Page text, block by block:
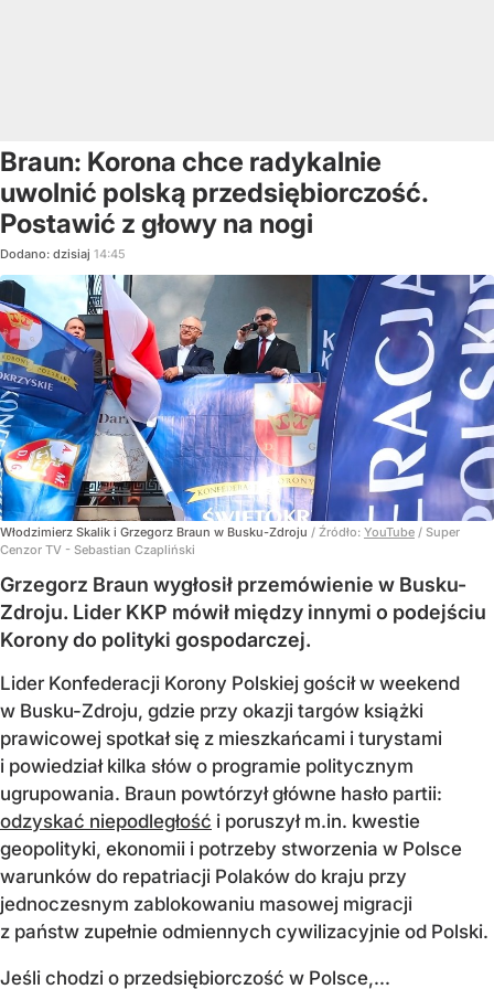
Braun: Korona chce radykalnie
uwolnić polską przedsiębiorczość.
Postawić z głowy na nogi
Dodano: dzisiaj 14:45
Włodzimierz Skalik i Grzegorz Braun w Busku-Zdroju / Źródło: YouTube / Super
Cenzor TV - Sebastian Czapliński
Grzegorz Braun wygłosił przemówienie w Busku-
Zdroju. Lider KKP mówił między innymi o podejściu
Korony do polityki gospodarczej.
Lider Konfederacji Korony Polskiej gościł w weekend
w Busku-Zdroju, gdzie przy okazji targów książki
prawicowej spotkał się z mieszkańcami i turystami
i powiedział kilka słów o programie politycznym
ugrupowania. Braun powtórzył główne hasło partii:
odzyskać niepodległość i poruszył m.in. kwestie
geopolityki, ekonomii i potrzeby stworzenia w Polsce
warunków do repatriacji Polaków do kraju przy
jednoczesnym zablokowaniu masowej migracji
z państw zupełnie odmiennych cywilizacyjnie od Polski.
Jeśli chodzi o przedsiębiorczość w Polsce,...